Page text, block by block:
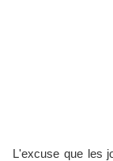
L'excuse que les joueurs n'ont pas entendu ses consignes en